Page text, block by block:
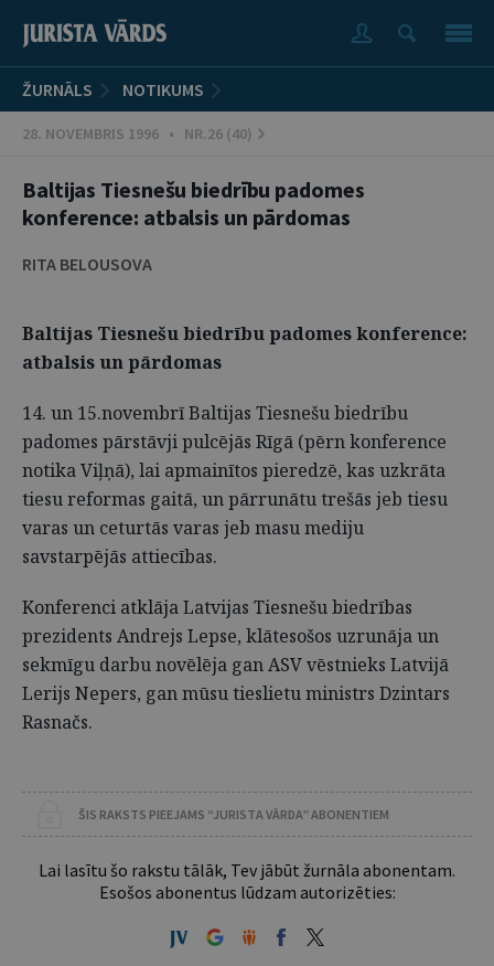
ŽURNĀLS NOTIKUMS
28. NOVEMBRIS 1996 • NR.26 (40)
Baltijas Tiesnešu biedrību padomes
konference: atbalsis un pārdomas
RITA BELOUSOVA
Baltijas Tiesnešu biedrību padomes konference:
atbalsis un pārdomas
14. un 15.novembrī Baltijas Tiesnešu biedrību
padomes pārstāvji pulcējās Rīgā (pērn konference
notika Viļņā), lai apmainītos pieredzē, kas uzkrāta
tiesu reformas gaitā, un pārrunātu trešās jeb tiesu
varas un ceturtās varas jeb masu mediju
savstarpējās attiecības.
Konferenci atklāja Latvijas Tiesnešu biedrības
prezidents Andrejs Lepse, klātesošos uzrunāja un
sekmīgu darbu novēlēja gan ASV vēstnieks Latvijā
Lerijs Nepers, gan mūsu tieslietu ministrs Dzintars
Rasnačs.
ŠIS RAKSTS PIEEJAMS “JURISTA VĀRDA” ABONENTIEM
Lai lasītu šo rakstu tālāk, Tev jābūt žurnāla abonentam.
Esošos abonentus lūdzam autorizēties: